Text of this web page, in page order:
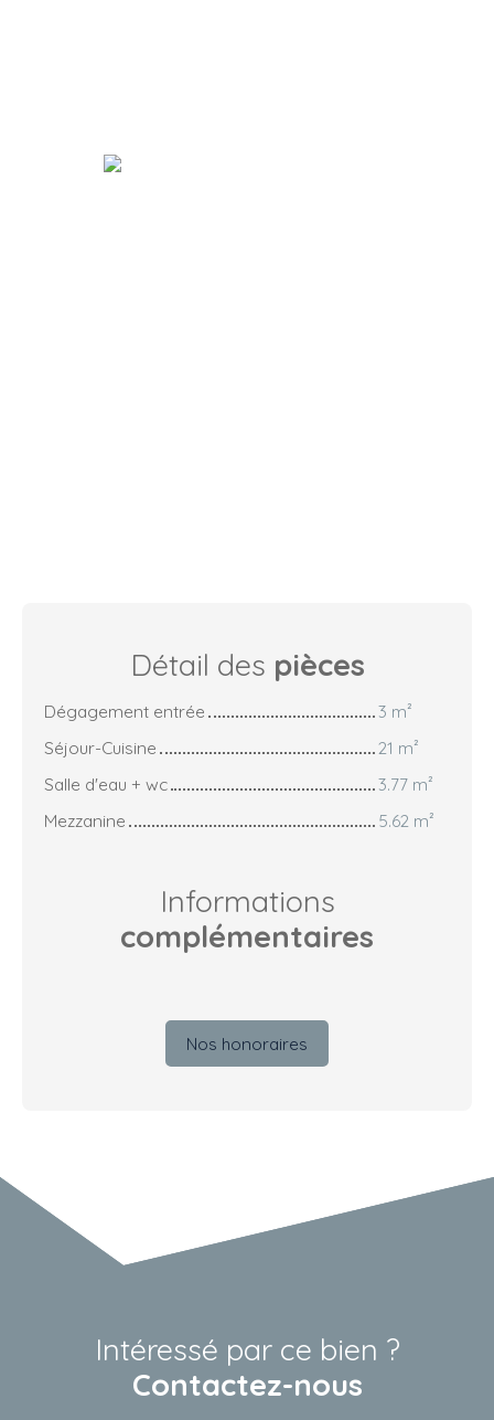
Détail des pièces
Dégagement entrée
3 m²
Séjour-Cuisine
21 m²
Salle d'eau + wc
3.77 m²
Mezzanine
5.62 m²
Informations
complémentaires
Nos honoraires
Intéressé par ce bien ?
Contactez-nous